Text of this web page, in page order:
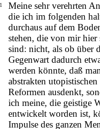
Meine sehr verehrten
die ich im folgenden
durchaus auf dem
stehen, die von mir hier
sind: nicht, als ob über
Gegenwart dadurch
werden könnte, daß
abstrakten
Reformen ausdenkt,
ich meine, die geistige
entwickelt worden ist,
Impulse des ganzen